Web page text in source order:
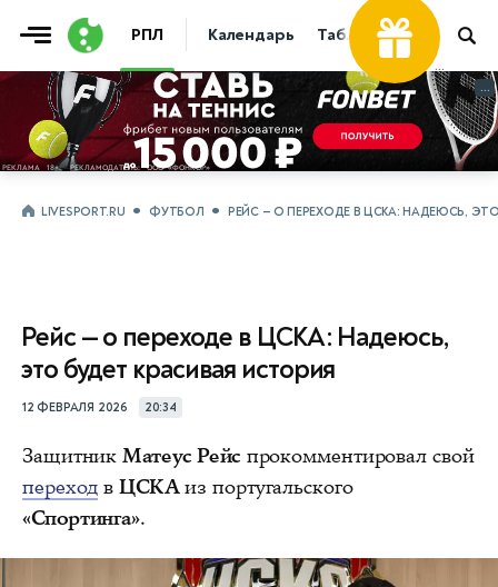
РПЛ Календарь Таблица Прогнозы
...
...
LIVESPORT.RU ФУТБОЛ РЕЙС — О ПЕРЕХОДЕ В ЦСКА: НАДЕЮСЬ,
Рейс — о переходе в ЦСКА: Надеюсь,
это будет красивая история
12 ФЕВРАЛЯ 2026 20:34
ЗащитникМатеус Рейс прокомментировал свой
переход вЦСКАиз португальского
«Спортинга».